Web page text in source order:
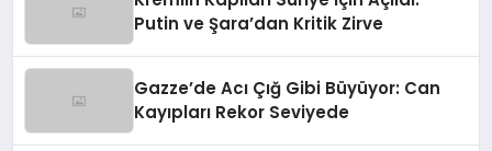
Putin ve Şara’dan Kritik Zirve
Gazze’de Acı Çığ Gibi Büyüyor: Can
Kayıpları Rekor Seviyede